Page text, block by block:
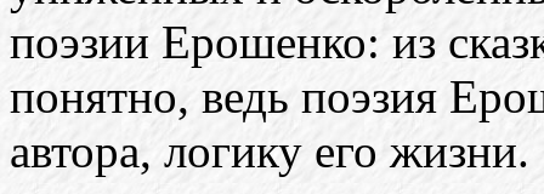
поэзии Ерошенко: из
понятно, ведь поэзия
автора, логику его жизни.